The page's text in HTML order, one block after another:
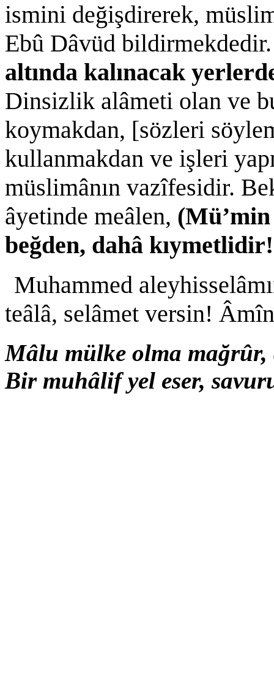
ismini değişdirerek,
Ebû Dâvüd
altında kalınacak
Dinsizlik alâmeti olan ve
koymakdan, [sözleri
kullanmakdan ve işleri
müslimânın vazîfesidir.
âyetinde meâlen,
beğden, dahâ
Muhammed
teâlâ, selâmet versin!
Mâlu mülke olma mağrûr,
Bir muhâlif yel eser,